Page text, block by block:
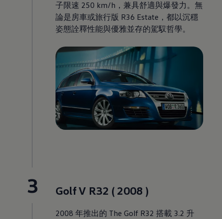
子限速 250 km/h，兼具舒適與爆發力。無
論是房車或旅行版 R36 Estate，都以沉穩
姿態詮釋性能與優雅並存的駕馭哲學。
3 Golf V R32 ( 2008 )
2008 年推出的 The Golf R32 搭載 3.2 升